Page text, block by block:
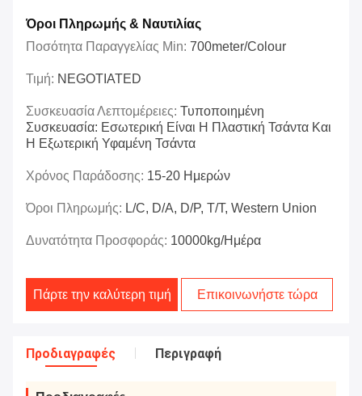
Όροι Πληρωμής & Ναυτιλίας
Ποσότητα Παραγγελίας Min: 700meter/colour
Τιμή: NEGOTIATED
Συσκευασία Λεπτομέρειες: Τυποποιημένη
Συσκευασία: Εσωτερική Είναι Η Πλαστική Τσάντα Και
Η Εξωτερική Υφαμένη Τσάντα
Χρόνος Παράδοσης: 15-20 Ημερών
Όροι Πληρωμής: L/C, D/A, D/P, T/T, Western Union
Δυνατότητα Προσφοράς: 10000kg/ημέρα
Πάρτε την καλύτερη τιμή Επικοινωνήστε τώρα
Προδιαγραφές Περιγραφή